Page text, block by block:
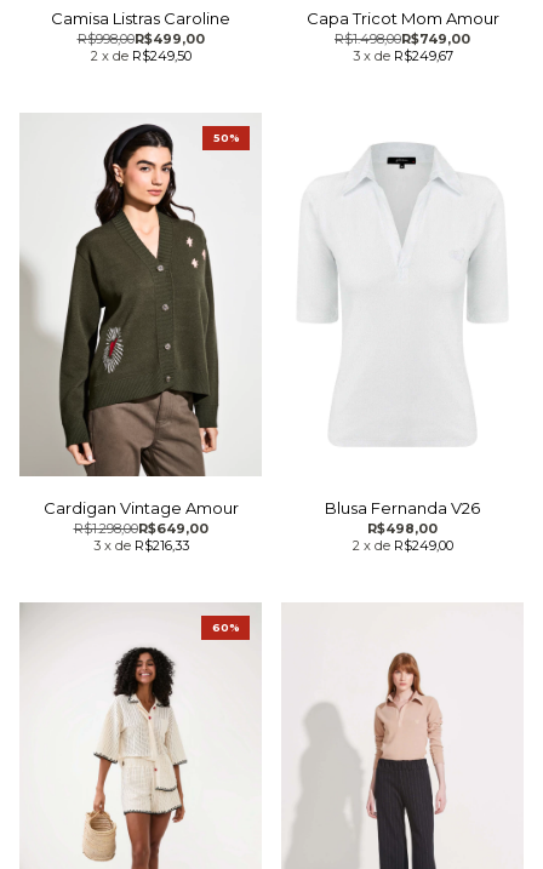
Camisa Listras Caroline
R$499,00
R$998,00
2 x de R$249,50
Capa Tricot Mom Amour
R$749,00
R$1.498,00
3 x de R$249,67
Cardigan Vintage Amour
R$649,00
R$1.298,00
3 x de R$216,33
50%
Blusa Fernanda V26
R$498,00
2 x de R$249,00
60%